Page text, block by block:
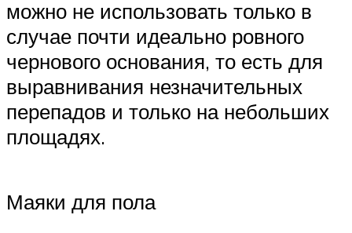
можно не использовать только в
случае почти идеально ровного
чернового основания, то есть для
выравнивания незначительных
перепадов и только на небольших
площадях.
Маяки для пола